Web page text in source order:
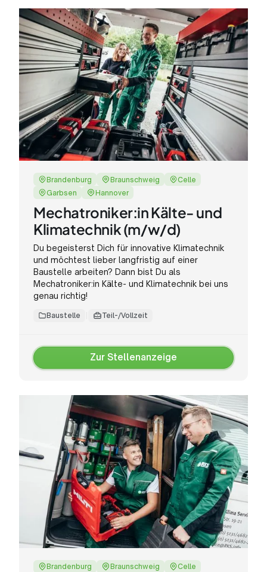
Brandenburg Braunschweig
Celle
Garbsen
Hannover
Mechatroniker:in Kälte- und
Klimatechnik (m/w/d)
Du begeisterst Dich für innovative Klimatechnik
und möchtest lieber langfristig auf einer
Baustelle arbeiten? Dann bist Du als
Mechatroniker:in Kälte- und Klimatechnik bei uns
genau richtig!
Baustelle Teil-/Vollzeit
Zur Stellenanzeige
Zur
Brandenburg Braunschweig
Celle